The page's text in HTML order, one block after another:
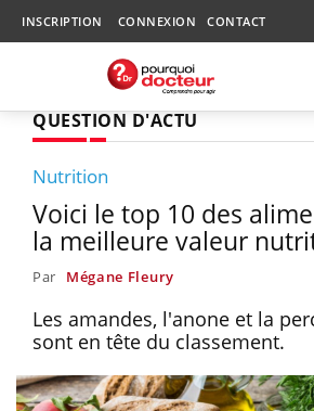
INSCRIPTION CONNEXION CONTACT
QUESTION D'ACTU
Nutrition
Voici le top 10 des
la meilleure valeur
Par Mégane Fleury
Les amandes, l'anone et la
sont en tête du classement.